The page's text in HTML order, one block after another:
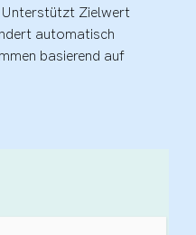
Unterstützt Zielwert
automatisch
basierend auf